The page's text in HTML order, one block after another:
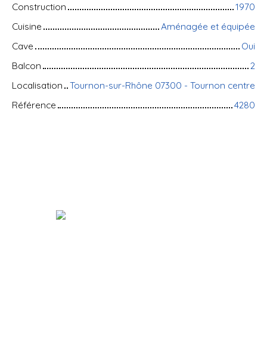
Construction
1970
Cuisine
Aménagée et équipée
Cave
Oui
Balcon
2
Localisation
Tournon-sur-Rhône 07300 - Tournon centre
Référence
4280